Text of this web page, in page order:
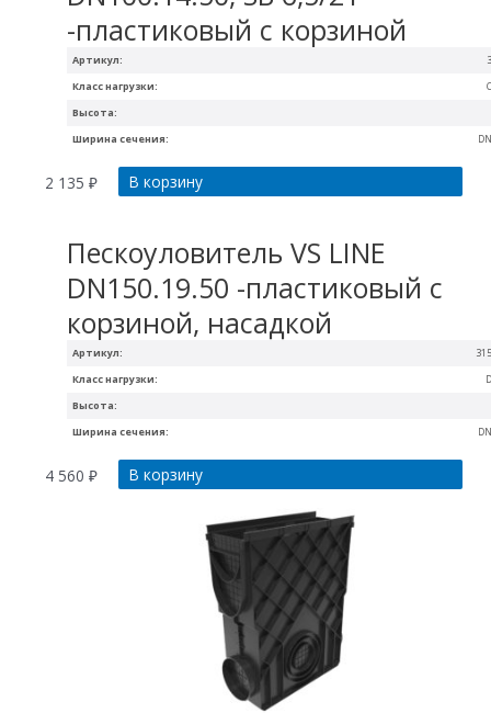
Артикул:
Ширина сечения:
Высота:
Класс нагрузки:
-пластиковый с корзиной
2 135₽ В корзину
Артикул:
Ширина сечения:
Высота:
Класс нагрузки:
Пескоуловитель VS LINE
DN150.19.50 -пластиковый с
корзиной, насадкой
4 560₽ В корзину